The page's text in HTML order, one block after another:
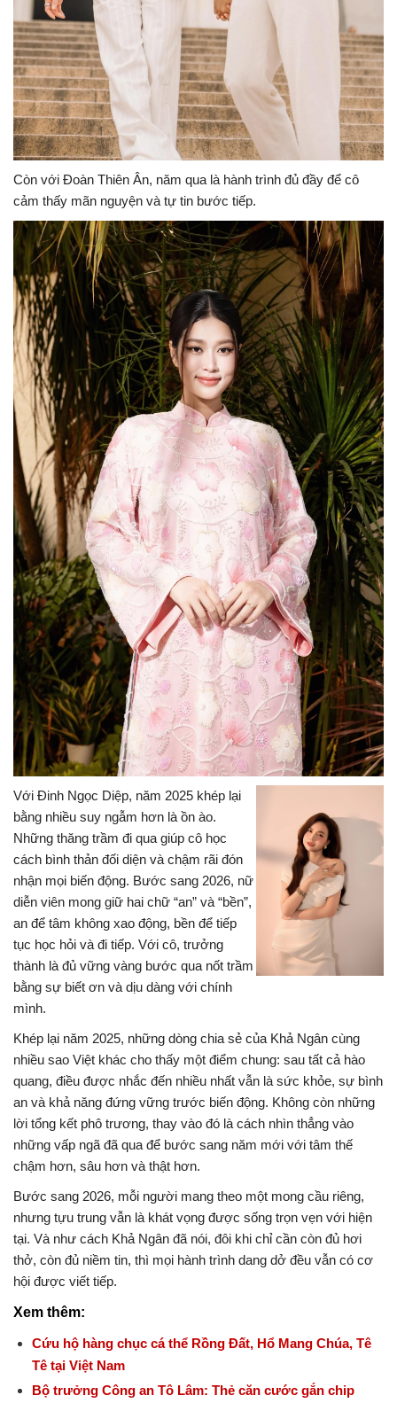
Còn với Đoàn Thiên Ân, năm qua là hành trình đủ đầy để cô
cảm thấy mãn nguyện và tự tin bước tiếp.
Với Đinh Ngọc Diệp, năm 2025 khép lại
bằng nhiều suy ngẫm hơn là ồn ào.
Những thăng trầm đi qua giúp cô học
cách bình thản đối diện và chậm rãi đón
nhận mọi biến động. Bước sang 2026, nữ
diễn viên mong giữ hai chữ “an” và “bền”,
an để tâm không xao động, bền để tiếp
tục học hỏi và đi tiếp. Với cô, trưởng
thành là đủ vững vàng bước qua nốt trầm
bằng sự biết ơn và dịu dàng với chính
mình.
Khép lại năm 2025, những dòng chia sẻ của Khả Ngân cùng
nhiều sao Việt khác cho thấy một điểm chung: sau tất cả hào
quang, điều được nhắc đến nhiều nhất vẫn là sức khỏe, sự bình
an và khả năng đứng vững trước biến động. Không còn những
lời tổng kết phô trương, thay vào đó là cách nhìn thẳng vào
những vấp ngã đã qua để bước sang năm mới với tâm thế
chậm hơn, sâu hơn và thật hơn.
Bước sang 2026, mỗi người mang theo một mong cầu riêng,
nhưng tựu trung vẫn là khát vọng được sống trọn vẹn với hiện
tại. Và như cách Khả Ngân đã nói, đôi khi chỉ cần còn đủ hơi
thở, còn đủ niềm tin, thì mọi hành trình dang dở đều vẫn có cơ
hội được viết tiếp.
Xem thêm:
Cứu hộ hàng chục cá thể Rồng Đất, Hổ Mang Chúa, Tê
Tê tại Việt Nam
Bộ trưởng Công an Tô Lâm: Thẻ căn cước gắn chip